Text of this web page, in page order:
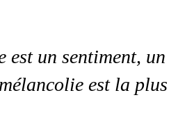
est un sentiment, un
est la plus